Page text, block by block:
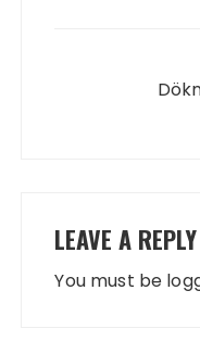
LEAVE A REPLY
You must be